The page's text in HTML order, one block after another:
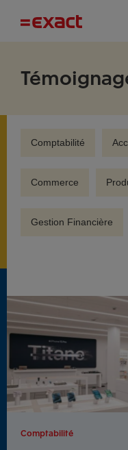
Comptabilité
Comptabilité
Commerce
Gestion Financière